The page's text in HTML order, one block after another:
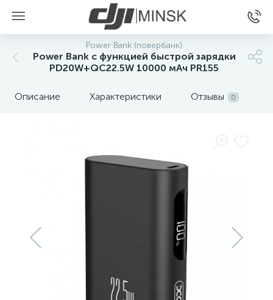
Power Bank (повербанк)
Power Bank с функцией быстрой зарядки
PD20W+QC22.5W 10000 мАч PR155
Описание Характеристики Отзывы 0